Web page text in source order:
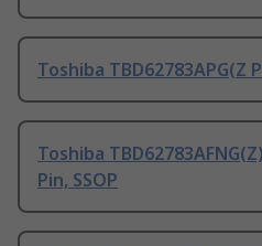
Toshiba TBD62783APG(Z
Toshiba
Pin, SSOP